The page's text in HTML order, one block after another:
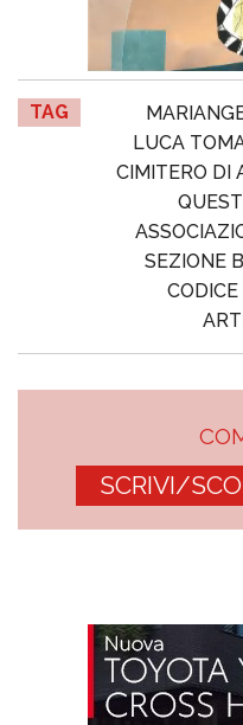
TAG
LUCA
CIMITERO DI
SEZIONE
SCRIVI/